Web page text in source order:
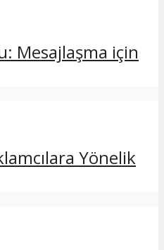
Mesajlaşma için
Yönelik